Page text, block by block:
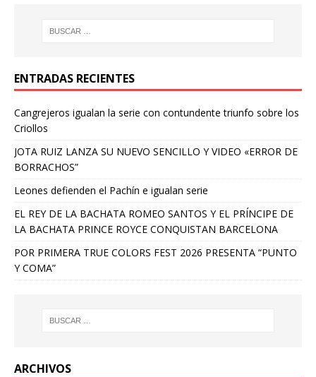
ENTRADAS RECIENTES
Cangrejeros igualan la serie con contundente triunfo sobre los
Criollos
JOTA RUIZ LANZA SU NUEVO SENCILLO Y VIDEO «ERROR DE
BORRACHOS”
Leones defienden el Pachín e igualan serie
EL REY DE LA BACHATA ROMEO SANTOS Y EL PRÍNCIPE DE
LA BACHATA PRINCE ROYCE CONQUISTAN BARCELONA
POR PRIMERA TRUE COLORS FEST 2026 PRESENTA “PUNTO
Y COMA”
ARCHIVOS